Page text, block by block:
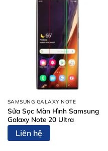
SAMSUNG GALAXY NOTE
Sửa Sọc Màn Hình Samsung
Galaxy Note 20 Ultra
Liên hệ